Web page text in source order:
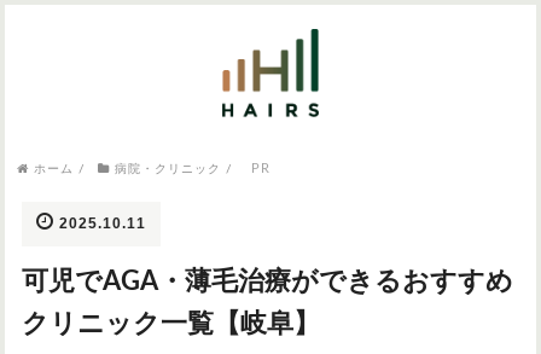
病院・クリニック
AGA
ホーム / 病院・クリニック / PR
2025.10.11
可児でAGA・薄毛治療ができるおすすめ
クリニック一覧【岐阜】
気になるワードから記事を探す
症状・悩みから記事を探す